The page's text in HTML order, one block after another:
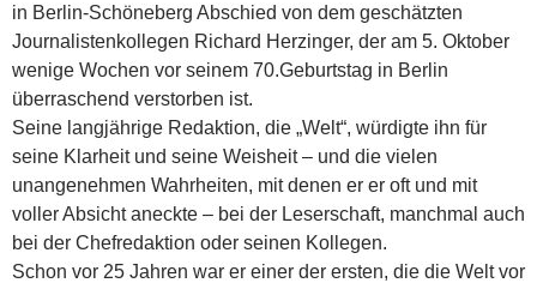
in Berlin-Schöneberg Abschied von dem geschätzten
Journalistenkollegen Richard Herzinger, der am 5. Oktober
wenige Wochen vor seinem 70.Geburtstag in Berlin
überraschend verstorben ist.
Seine langjährige Redaktion, die „Welt“, würdigte ihn für
seine Klarheit und seine Weisheit – und die vielen
unangenehmen Wahrheiten, mit denen er er oft und mit
voller Absicht aneckte – bei der Leserschaft, manchmal auch
bei der Chefredaktion oder seinen Kollegen.
Schon vor 25 Jahren war er einer der ersten, die die Welt vor